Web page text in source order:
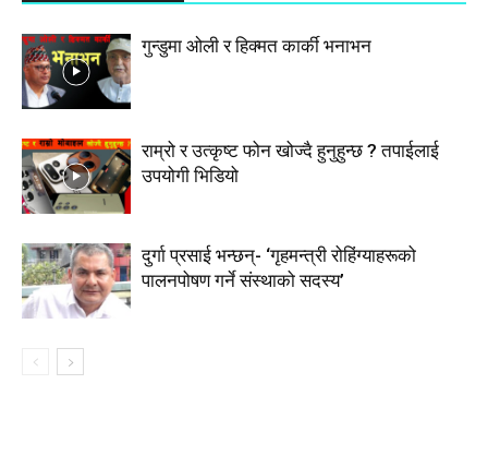
गुन्डुमा ओली र हिक्मत कार्की भनाभन
राम्रो र उत्कृष्ट फोन खोज्दै हुनुहुन्छ ? तपाईलाई
उपयोगी भिडियो
दुर्गा प्रसाई भन्छन्- ‘गृहमन्त्री रोहिंग्याहरूको
पालनपोषण गर्ने संस्थाको सदस्य’